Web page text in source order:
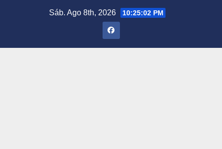
Sáb. Ago 8th, 2026 10:25:03 PM